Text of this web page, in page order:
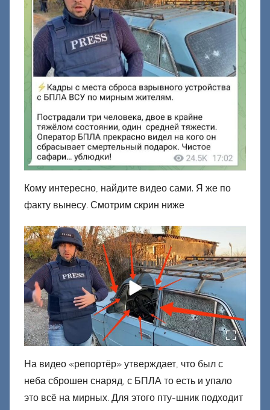
Кому интересно, найдите видео сами. Я же по
факту вынесу. Смотрим скрин ниже
На видео «репортёр» утверждает, что был с
неба сброшен снаряд, с БПЛА то есть и упало
это всё на мирных. Для этого пту-шник подходит